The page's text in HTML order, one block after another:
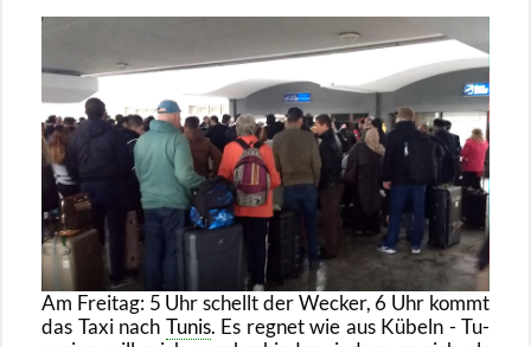
Am Frei­tag: 5 Uhr schellt der We­cker, 6 Uhr kommt
das Taxi nach Tunis. Es reg­net wie aus Kü­beln - Tu­